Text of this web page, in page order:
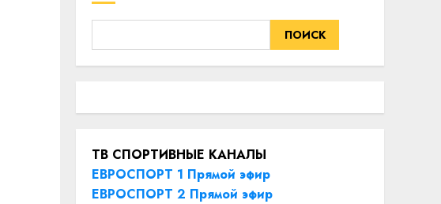
ПОИСК
ТВ СПОРТИВНЫЕ КАНАЛЫ
ЕВРОСПОРТ 1 Прямой эфир
ЕВРОСПОРТ 2 Прямой эфир